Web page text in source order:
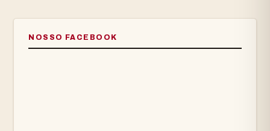
NOSSO FACEBOOK